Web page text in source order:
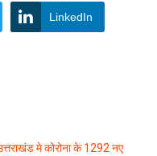
LinkedIn
मे कोरोना के 1292 नए